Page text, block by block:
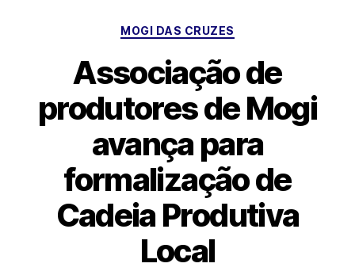
Categorias
MOGI DAS CRUZES
Associação de
produtores de Mogi
avança para
formalização de
Cadeia Produtiva
Local